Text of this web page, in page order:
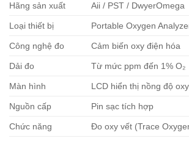
Hãng sản xuất Aii / PST / DwyerOmega
Loại thiết bị Portable Oxygen
Công nghệ đo Cảm biến oxy điện hóa
Dải đo Từ mức ppm đến 1% O₂
Màn hình LCD hiển thị nồng độ oxy
Nguồn cấp Pin sạc tích hợp
Chức năng Đo oxy vết (Trace